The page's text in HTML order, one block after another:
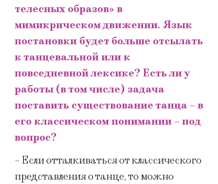
телесных образов» в
мимикрическом движении. Язык
постановки будет больше отсылать
к танцевальной или к
повседневной лексике? Есть ли у
работы (в том числе) задача
поставить существование танца – в
его классическом понимании – под
вопрос?
– Если отталкиваться от классического
представления о танце, то можно